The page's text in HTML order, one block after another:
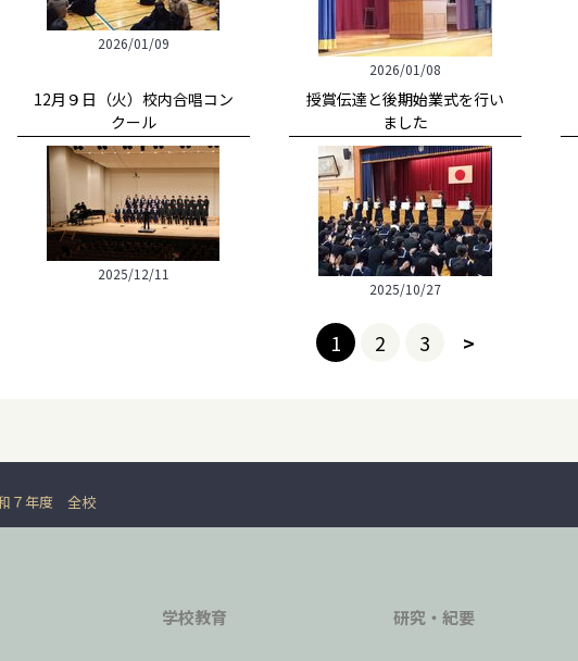
2026/01/09
2026/01/08
12月９日（火）校内合唱コン
クール
2025/12/11
授賞伝達と後期始業式を行い
ました
2025/10/27
1 2 3 >
７年度 全校
学校教育 研究・紀要